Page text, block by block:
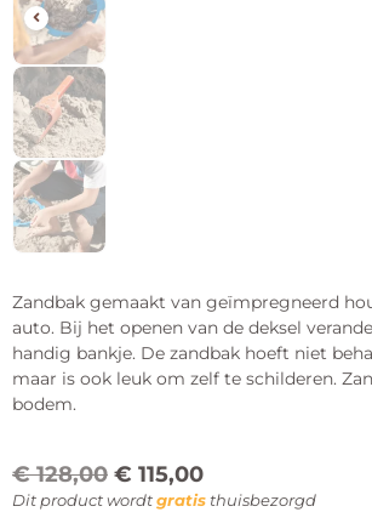
Zandbak gemaakt van geïmpregneerd
auto. Bij het openen van de deksel
handig bankje. De zandbak hoeft niet
maar is ook leuk om zelf te schilderen.
bodem.
€128,00 € 115,00
Dit product wordt gratis thuisbezorgd